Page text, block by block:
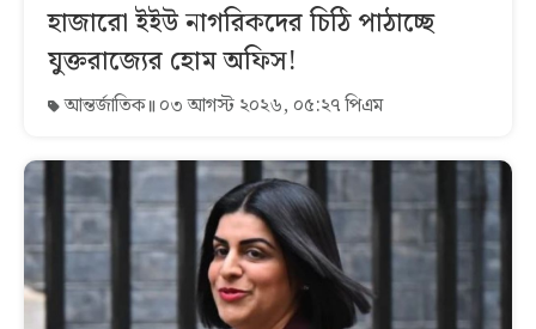
হাজারো ইইউ নাগরিকদের চিঠি পাঠাচ্ছে
যুক্তরাজ্যের হোম অফিস!
আন্তর্জাতিক ০৩ আগস্ট ২০২৬, ০৫:২৭ পিএম